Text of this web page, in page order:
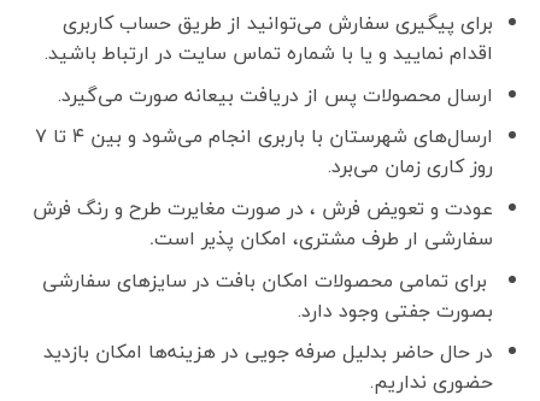
برای پیگیری سفارش می‌توانید از طریق حساب کاربری
اقدام نمایید و یا با شماره تماس سایت در ارتباط باشید.
ارسال محصولات پس از دریافت بیعانه صورت می‌گیرد.
ارسال‌های شهرستان با باربری انجام می‌شود و بین ۴ تا ۷
روز کاری زمان می‌برد.
عودت و تعویض فرش ، در صورت مغایرت طرح و رنگ فرش
سفارشی ار طرف مشتری، امکان پذیر است.
برای تمامی محصولات امکان بافت در سایزهای سفارشی
بصورت جفتی وجود دارد.
در حال حاضر بدلیل صرفه جویی در هزینه‌ها امکان بازدید
حضوری نداریم.